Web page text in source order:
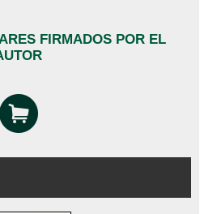
FIRMADOS POR EL